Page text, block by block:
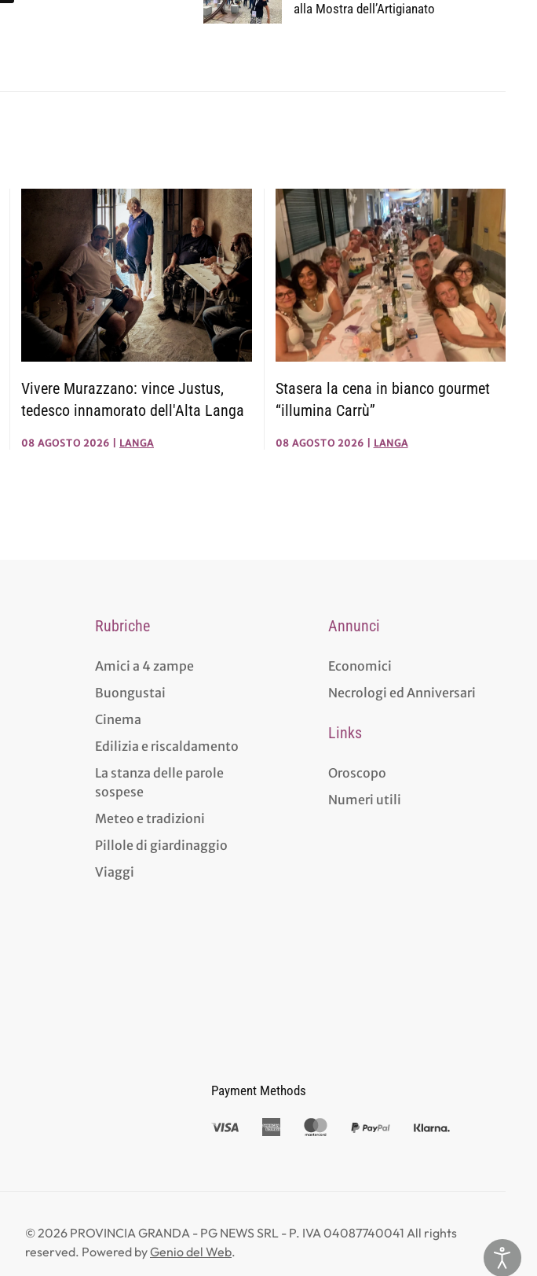
alla Mostra dell’Artigianato
Vivere Murazzano: vince Justus,
tedesco innamorato dell'Alta Langa
08 AGOSTO 2026 LANGA
Stasera la cena in bianco gourmet
“illumina Carrù”
08 AGOSTO 2026 LANGA
Rubriche
Amici a 4 zampe
Buongustai
Cinema
Edilizia e riscaldamento
La stanza delle parole
sospese
Meteo e tradizioni
Pillole di giardinaggio
Viaggi
Annunci
Economici
Necrologi ed Anniversari
Links
Oroscopo
Numeri utili
Payment Methods
© 2026 PROVINCIA GRANDA - PG NEWS SRL - P. IVA 04087740041 All rights
reserved. Powered byGenio del Web.